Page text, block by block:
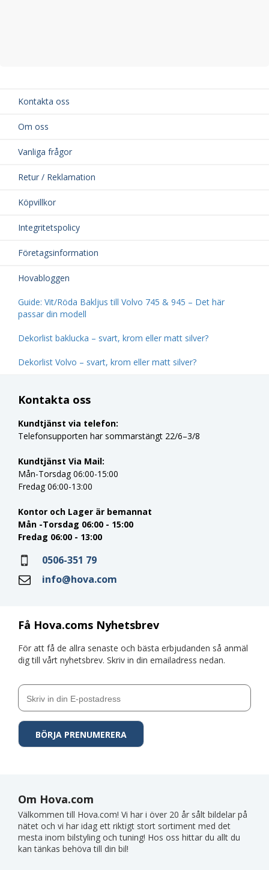
Kontakta oss
Om oss
Vanliga frågor
Retur / Reklamation
Köpvillkor
Integritetspolicy
Företagsinformation
Hovabloggen
Guide: Vit/Röda Bakljus till Volvo 745 & 945 – Det här
passar din modell
Dekorlist baklucka – svart, krom eller matt silver?
Dekorlist Volvo – svart, krom eller matt silver?
Få Hova.coms Nyhetsbrev
För att få de allra senaste och bästa erbjudanden så anmäl
dig till vårt nyhetsbrev. Skriv in din emailadress nedan.
Kontakta oss
Kundtjänst via telefon:
Telefonsupporten har sommarstängt 22/6–3/8
Kundtjänst Via Mail:
Mån-Torsdag 06:00-15:00
Fredag 06:00-13:00
Kontor och Lager är bemannat
Mån -Torsdag 06:00 - 15:00
Fredag 06:00 - 13:00
0506-351 79
info@hova.com
Om Hova.com
Välkommen till Hova.com! Vi har i över 20 år sålt bildelar på
nätet och vi har idag ett riktigt stort sortiment med det
mesta inom bilstyling och tuning! Hos oss hittar du allt du
kan tänkas behöva till din bil!